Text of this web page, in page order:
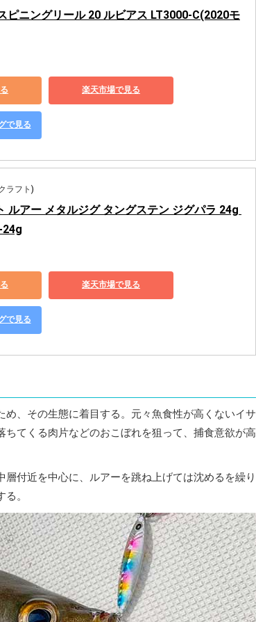
ピニングリール 20 ルビアス LT3000-C(2020モ
楽天市場で見る
で見る
ラフト)
ルアー メタルジグ タングステン ジグパラ 24g
24g
楽天市場で見る
で見る
、その生態に着目する。元々魚食性が高くないイサ
てくる肉片などのおこぼれを狙って、捕食意欲が高
付近を中心に、ルアーを跳ね上げては沈めるを繰り
。